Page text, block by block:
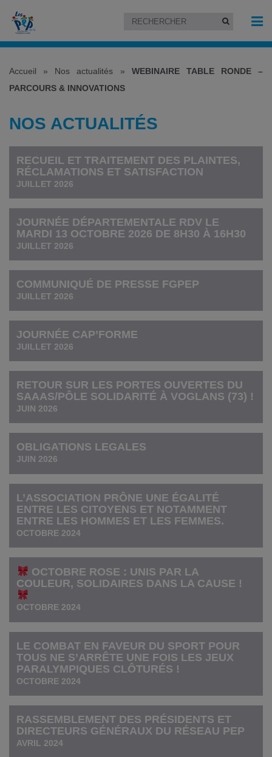
Accueil » Nos actualités » WEBINAIRE TABLE RONDE –
PARCOURS & INNOVATIONS
NOS ACTUALITÉS
RECUEIL ET TRAITEMENT DES PLAINTES,
RÉCLAMATIONS ET SATISFACTION
JUILLET 2026
JOURNÉE DÉPARTEMENTALE RDV LE
MARDI 13 OCTOBRE 2026 DE 8H30 À 16H30
JUILLET 2026
COMMUNIQUÉ DE PRESSE FGPEP
JUILLET 2026
JOURNÉE CAP’FORME
JUILLET 2026
RETOUR SUR LES PORTES OUVERTES DU
SAAAS/PÔLE SOLIDARITÉ À VOGLANS (73) !
JUIN 2026
OBLIGATIONS LEGALES
JUIN 2026
L’ASSOCIATION PRÔNE UNE ÉGALITÉ
ENTRE LES CITOYENS ET NOTAMMENT
ENTRE LES HOMMES ET LES FEMMES.
OCTOBRE 2024
OCTOBRE ROSE : UNIS PAR LA
COULEUR, SOLIDAIRES DANS LA CAUSE !
OCTOBRE 2024
LE COMBAT EN FAVEUR DU SPORT POUR
TOUS NE S’ARRÊTE UNE FOIS LES JEUX
PARALYMPIQUES CLÔTURÉS !
OCTOBRE 2024
RASSEMBLEMENT DES PRÉSIDENTS ET
DIRECTEURS GÉNÉRAUX DU RÉSEAU PEP
AVRIL 2024